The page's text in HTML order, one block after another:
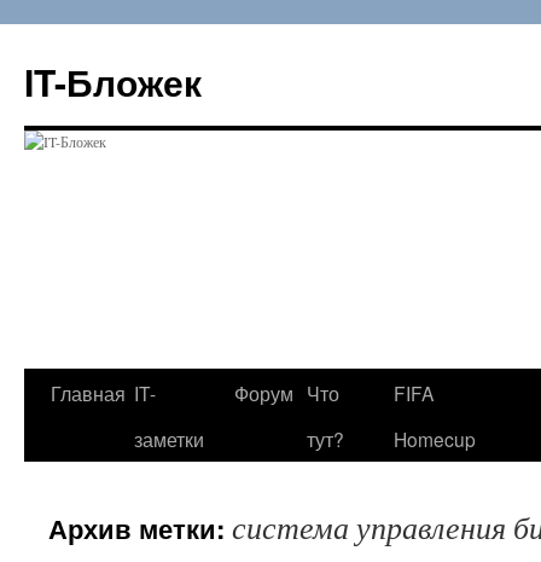
содержимому
IT-Бложек
Главная IT-
заметки
Форум Что
тут?
FIFA
Homecup
Архив метки: система управления